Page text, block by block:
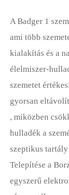
A Badger 1
ami több
kialakítás és a
élelmiszer-
szemetet
gyorsan
, miközben
hulladék a
szeptikus
Telepítése a
egyszerű